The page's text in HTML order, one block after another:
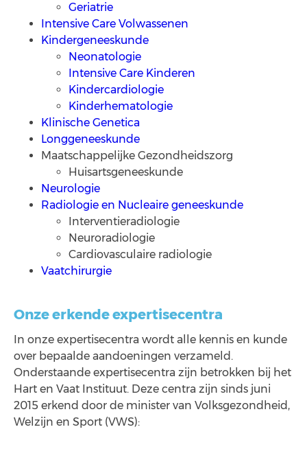
Geriatrie
Intensive Care Volwassenen
Kindergeneeskunde
Neonatologie
Intensive Care Kinderen
Kindercardiologie
Kinderhematologie
Klinische Genetica
Longgeneeskunde
Maatschappelijke Gezondheidszorg
Huisartsgeneeskunde
Neurologie
Radiologie en Nucleaire geneeskunde
Interventieradiologie
Neuroradiologie
Cardiovasculaire radiologie
Vaatchirurgie
Onze erkende expertisecentra
In onze expertisecentra wordt alle kennis en kunde
over bepaalde aandoeningen verzameld.
Onderstaande expertisecentra zijn betrokken bij het
Hart en Vaat Instituut. Deze centra zijn sinds juni
2015 erkend door de minister van Volksgezondheid,
Welzijn en Sport (VWS):